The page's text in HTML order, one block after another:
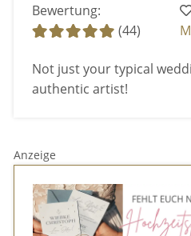
Bewertung:
(44)
Not just your typical
authentic artist!
Anzeige